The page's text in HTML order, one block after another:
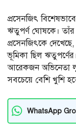
প্রসেনজিৎ
ঋতুপর্ণ ঘোষকে।
প্রসেনজিৎকে
ভূমিকা ছিল
আরেকজন অভিনেতা
সবচেয়ে বেশি খুশি
WhatsApp